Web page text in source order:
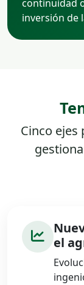
continuidad
inversión de
Cinco ejes
el